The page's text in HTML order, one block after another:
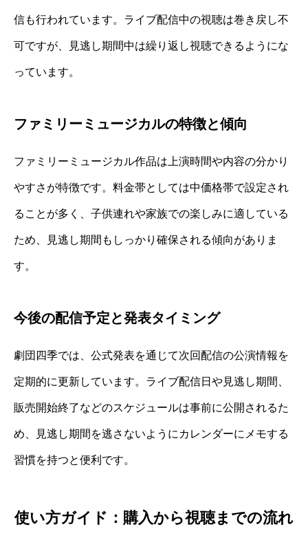
信も行われています。ライブ配信中の視聴は巻き戻し不
可ですが、見逃し期間中は繰り返し視聴できるようにな
っています。
ファミリーミュージカルの特徴と傾向
ファミリーミュージカル作品は上演時間や内容の分かり
やすさが特徴です。料金帯としては中価格帯で設定され
ることが多く、子供連れや家族での楽しみに適している
ため、見逃し期間もしっかり確保される傾向がありま
す。
今後の配信予定と発表タイミング
劇団四季では、公式発表を通じて次回配信の公演情報を
定期的に更新しています。ライブ配信日や見逃し期間、
販売開始終了などのスケジュールは事前に公開されるた
め、見逃し期間を逃さないようにカレンダーにメモする
習慣を持つと便利です。
使い方ガイド：購入から視聴までの流れ